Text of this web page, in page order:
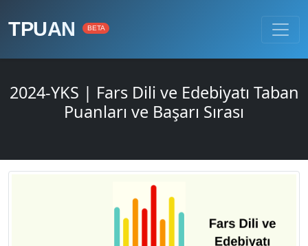
TPUAN BETA
2024-YKS | Fars Dili ve Edebiyatı Taban
Puanları ve Başarı Sırası